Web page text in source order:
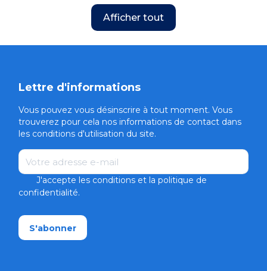
Afficher tout
Lettre d'informations
Vous pouvez vous désinscrire à tout moment. Vous
trouverez pour cela nos informations de contact dans
les conditions d'utilisation du site.
Email
J'accepte les conditions et la politique de
confidentialité.